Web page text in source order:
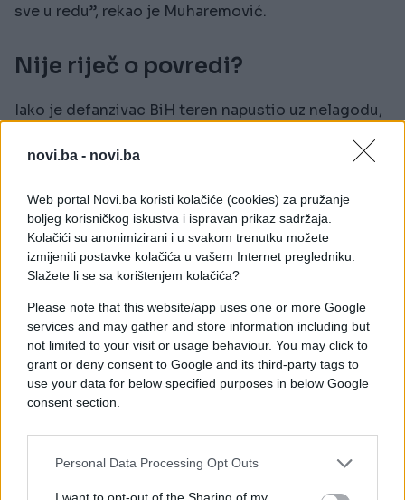
novi.ba - novi.ba
Web portal Novi.ba koristi kolačiće (cookies) za pružanje
boljeg korisničkog iskustva i ispravan prikaz sadržaja.
Kolačići su anonimizirani i u svakom trenutku možete
izmijeniti postavke kolačića u vašem Internet pregledniku.
Slažete li se sa korištenjem kolačića?
Please note that this website/app uses one or more Google
services and may gather and store information including but
not limited to your visit or usage behaviour. You may click to
grant or deny consent to Google and its third-party tags to
use your data for below specified purposes in below Google
consent section.
Personal Data Processing Opt Outs
I want to opt-out of the Sharing of my
sve u redu”, rekao je Muharemović.
Nije riječ o povredi?
Iako je defanzivac BiH teren napustio uz nelagodu,
zdravstvenom problemu. U stručnom štabu
da će Kolašinac uskoro biti potpuno spreman.
Bosnu i Hercegovinu naredni izazov na Mundijalu
očekuje 18. juna u Los Angelesu, gdje će odmjeriti
snage sa selekcijom Švicarske. Nastup Kolašinca u
tom susretu, prema trenutnim informacijama, ne bi
trebao biti upitan.
#sergej barbarez #Mundijal